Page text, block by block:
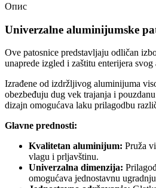
Опис
Univerzalne aluminijumske
Ove patosnice predstavljaju odličan
unaprede izgled i zaštitu enterijera svog
Izrađene od izdržljivog aluminijuma
obezbeđuju dug vek trajanja i
dizajn omogućava laku prilagodbu
Glavne prednosti:
Kvalitetan aluminijum: Pruža
vlagu i prljavštinu.
Univerzalna dimenzija:
omogućava jednostavnu